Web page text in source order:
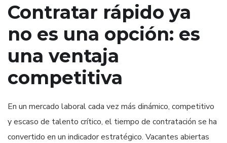
Contratar rápido ya
no es una opción: es
una ventaja
competitiva
En un mercado laboral cada vez más dinámico, competitivo
y escaso de talento crítico, el tiempo de contratación se ha
convertido en un indicador estratégico. Vacantes abiertas